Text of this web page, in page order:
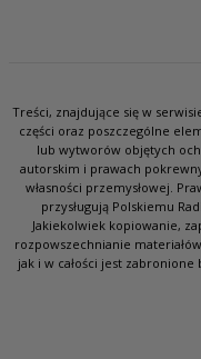
Treści, znajdujące się w
części oraz poszczególne
lub wytworów objętych
autorskim i prawach
własności przemysłowej.
przysługują Polskiemu
Jakiekolwiek kopiowanie,
rozpowszechnianie
jak i w całości jest